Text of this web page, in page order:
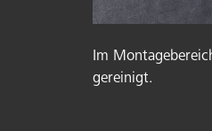
Im
gereinigt.